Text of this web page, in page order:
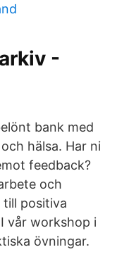
-
bank med
hälsa. Har ni
feedback?
och
till positiva
vår workshop i
övningar.